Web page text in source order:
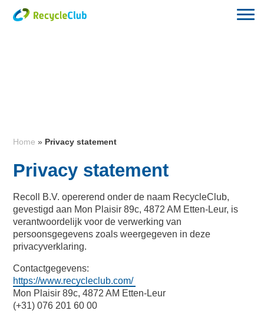
Home » Privacy statement
Privacy statement
Recoll B.V. opererend onder de naam RecycleClub,
gevestigd aan Mon Plaisir 89c, 4872 AM Etten-Leur, is
verantwoordelijk voor de verwerking van
persoonsgegevens zoals weergegeven in deze
privacyverklaring.
Contactgegevens:
https://www.recycleclub.com/
Mon Plaisir 89c, 4872 AM Etten-Leur
(+31) 076 201 60 00